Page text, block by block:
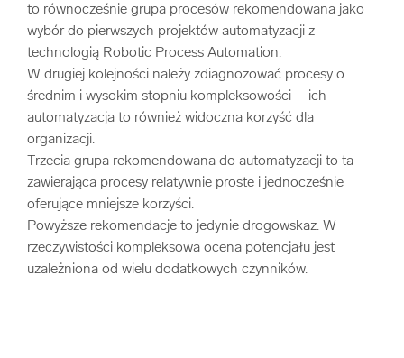
to równocześnie grupa procesów rekomendowana jako
wybór do pierwszych projektów automatyzacji z
technologią Robotic Process Automation.
W drugiej kolejności należy zdiagnozować procesy o
średnim i wysokim stopniu kompleksowości – ich
automatyzacja to również widoczna korzyść dla
organizacji.
Trzecia grupa rekomendowana do automatyzacji to ta
zawierająca procesy relatywnie proste i jednocześnie
oferujące mniejsze korzyści.
Powyższe rekomendacje to jedynie drogowskaz. W
rzeczywistości kompleksowa ocena potencjału jest
uzależniona od wielu dodatkowych czynników.